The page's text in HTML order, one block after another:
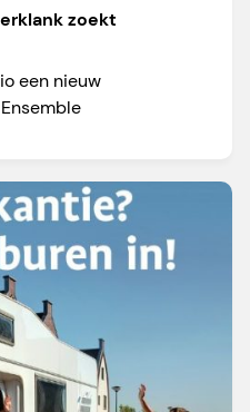
zoekt
een nieuw